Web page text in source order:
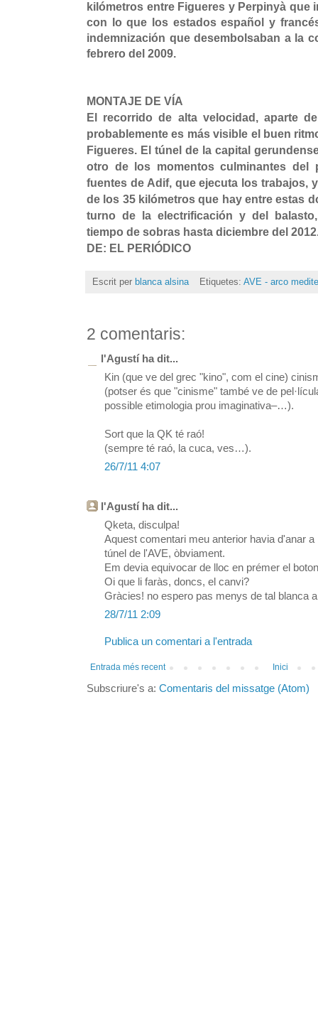
kilómetros entre Figueres y Perpinyà que
con lo que los estados español y
indemnización que desembolsaban a la
febrero del 2009.
MONTAJE DE VÍA
El recorrido de alta velocidad, aparte
probablemente es más visible el buen
Figueres. El túnel de la capital
otro de los momentos culminantes del
fuentes de Adif, que ejecuta los trabajos,
de los 35 kilómetros que hay entre estas
turno de la electrificación y del
tiempo de sobras hasta diciembre del
DE: EL PERIÓDICO
Escrit per blanca alsina Etiquetes: AVE - arco
2 comentaris:
l'Agustí ha dit...
Kin (que ve del grec "kino", com el cine)
(potser és que "cinisme" també ve de
possible etimologia prou imaginativa–…).
Sort que la QK té raó!
(sempre té raó, la cuca, ves…).
26/7/11 4:07
l'Agustí ha dit...
Qketa, disculpa!
Aquest comentari meu anterior havia d'anar a
túnel de l'AVE, òbviament.
Em devia equivocar de lloc en prémer el
Oi que li faràs, doncs, el canvi?
Gràcies! no espero pas menys de tal blanca
28/7/11 2:09
Publica un comentari a l'entrada
Entrada més recent Inici
Subscriure's a: Comentaris del missatge (Atom)